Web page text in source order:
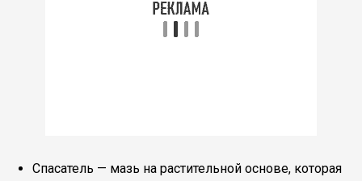
Спасатель — мазь на растительной основе, которая